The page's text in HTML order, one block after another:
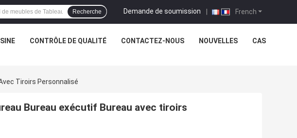
French
Demande de soumission |
Recherche
CONTRÔLE DE QUALITÉ CONTACTEZ-NOUS NOUVELLES CAS
Tiroirs Personnalisé
Bureau exécutif Bureau avec tiroirs